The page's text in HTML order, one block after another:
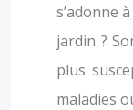
s’adonne
jardin ?
plus
maladies